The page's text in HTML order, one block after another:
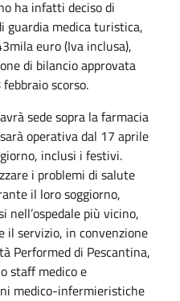
ha infatti deciso di
guardia medica turistica,
euro (Iva inclusa),
di bilancio approvata
scorso.
sede sopra la farmacia
operativa dal 17 aprile
inclusi i festivi.
i problemi di salute
il loro soggiorno,
nell’ospedale più vicino,
il servizio, in convenzione
Performed di Pescantina,
staff medico e
medico-infermieristiche